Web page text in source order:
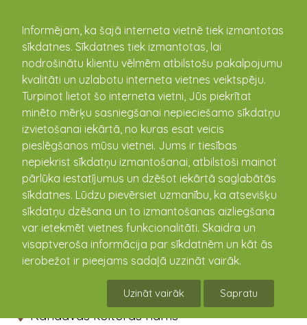
Informējam, ka šajā interneta vietnē tiek izmantotas
sīkdatnes. Sīkdatnes tiek izmantotas, lai
nodrošinātu klientu vēlmēm atbilstošu pakalpojumu
kvalitāti un uzlabotu interneta vietnes veiktspēju.
Turpinot lietot šo interneta vietni, Jūs piekrītat
minēto mērķu sasniegšanai nepieciešamo sīkdatņu
izvietošanai iekārtā, no kuras esat veicis
pieslēgšanos mūsu vietnei. Jums ir tiesības
nepiekrist sīkdatņu izmantošanai, atbilstoši mainot
pārlūka iestatījumus un dzēšot iekārtā saglabātās
sīkdatnes. Lūdzu pievērsiet uzmanību, ka atsevišķu
sīkdatņu dzēšana un to izmantošanas aizliegšana
var ietekmēt vietnes funkcionalitāti. Skaidra un
visaptveroša informācija par sīkdatnēm un kāt ās
ierobežot ir pieejams sadaļā uzzināt vairāk.
Uzināt vairāk Sapratu
kandava.lv
PASĀKUMU
KALENDĀRS
Veselības diena
Kandavas kultūras nams